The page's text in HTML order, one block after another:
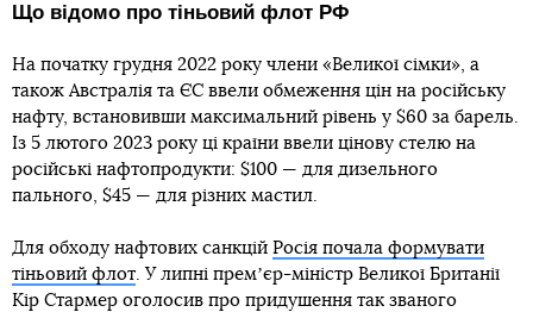
Що відомо про тіньовий флот РФ
На початку грудня 2022 року члени «Великої сімки», а
також Австралія та ЄС ввели обмеження цін на російську
нафту, встановивши максимальний рівень у $60 за барель.
Із 5 лютого 2023 року ці країни ввели цінову стелю на
російські нафтопродукти: $100 — для дизельного
пального, $45 — для різних мастил.
Для обходу нафтових санкцій Росія почала формувати
тіньовий флот. У липні премʼєр-міністр Великої Британії
Кір Стармер оголосив про придушення так званого